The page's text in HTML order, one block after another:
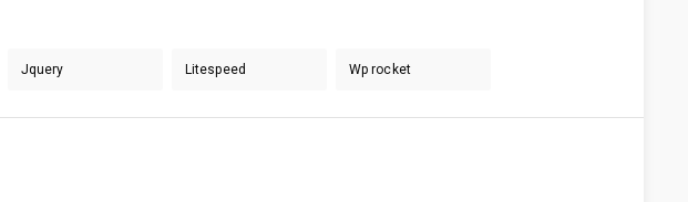
Jquery Litespeed Wp rocket